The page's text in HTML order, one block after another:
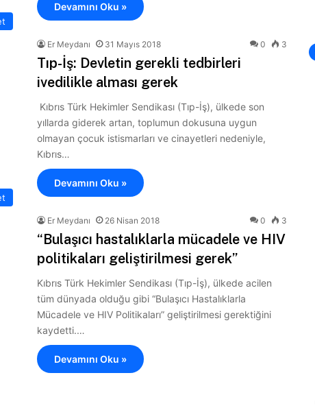
Devamını Oku »
Er Meydanı 31 Mayıs 2018 0 3
Tıp-İş: Devletin gerekli tedbirleri
ivedilikle alması gerek
Kıbrıs Türk Hekimler Sendikası (Tıp-İş), ülkede son
yıllarda giderek artan, toplumun dokusuna uygun
olmayan çocuk istismarları ve cinayetleri nedeniyle,
Kıbrıs…
Devamını Oku »
Er Meydanı 26 Nisan 2018 0 3
“Bulaşıcı hastalıklarla mücadele ve HIV
politikaları geliştirilmesi gerek”
Kıbrıs Türk Hekimler Sendikası (Tıp-İş), ülkede acilen
tüm dünyada olduğu gibi “Bulaşıcı Hastalıklarla
Mücadele ve HIV Politikaları” geliştirilmesi gerektiğini
kaydetti.…
Devamını Oku »